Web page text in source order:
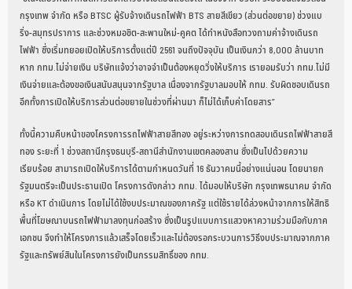
กรุงเทพ จำกัด หรือ BTSC ผู้รับจ้างเดินรถไฟฟ้า BTS สายสีเขียว (ส่วนต่อขยาย) ช่วงแบ
ริ่ง-สมุทรปราการ และช่วงหมอชิต-สะพานใหม่-คูคต ได้ทำหนังสือทวงถามค่าจ้างเดินรถ
ไฟฟ้า ซึ่งเริ่มทยอยเปิดให้บริการตั้งแต่ปี 2561 จนถึงปัจจุบัน เป็นเงินกว่า 8,000 ล้านบาท
หาก กทม.ไม่จ่ายเงิน บริษัทแจ้งว่าอาจจำเป็นต้องหยุดวิ่งให้บริการ เรายอมรับว่า กทม.ไม่มี
เงินจ่ายและต้องขอเงินสนับสนุนจากรัฐบาล เนื่องจากรัฐบาลมอบให้ กทม. รับผิดชอบเดินรถ
อีกทั้งการเปิดให้บริการส่วนต่อขยายในช่วงที่ผ่านมา ก็ไม่ได้เก็บค่าโดยสาร”
ทั้งนี้ความคืบหน้าของโครงการรถไฟฟ้าสายสีทอง อยู่ระหว่างการทดสอบเดินรถไฟฟ้าสายสี
ทอง ระยะที่ 1 ช่วงสถานีกรุงธนบุรี-สถานีสำนักงานเขตคลองสาน ซึ่งเป็นไปด้วยความ
เรียบร้อย สามารถเปิดให้บริการได้ตามกำหนดวันที่ 16 ธันวาคมนี้อย่างแน่นอน โดยนายก
รัฐมนตรีจะเป็นประธานเปิด โครงการดังกล่าว กทม. ได้มอบให้บริษัท กรุงเทพธนาคม จำกัด
หรือ KT ดำเนินการ โดยไม่ได้ใช้งบประมาณของภาครัฐ แต่ใช้รายได้ล่วงหน้าจากการให้สิทธิ
พื้นที่โฆษณาบนรถไฟฟ้ามาลงทุนก่อสร้าง ซึ่งเป็นรูปแบบการแสวงหาความร่วมมือกับภาค
เอกชน จึงทำให้โครงการแล้วเสร็จโดยเร็วและไม่ต้องรอกระบวนการวิธีงบประมาณจากภาค
รัฐและทรัพย์สินในโครงการยังเป็นกรรมสิทธิ์ของ กทม.